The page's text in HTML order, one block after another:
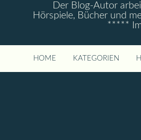
Der Blog-Autor
Hörspiele, Bücher und
*****
HOME KATEGORIEN